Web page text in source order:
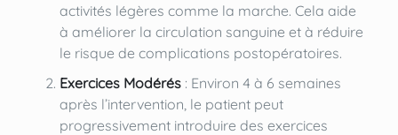
activités légères comme la marche. Cela aide
à améliorer la circulation sanguine et à réduire
le risque de complications postopératoires.
Exercices Modérés: Environ 4 à 6 semaines
après l’intervention, le patient peut
progressivement introduire des exercices